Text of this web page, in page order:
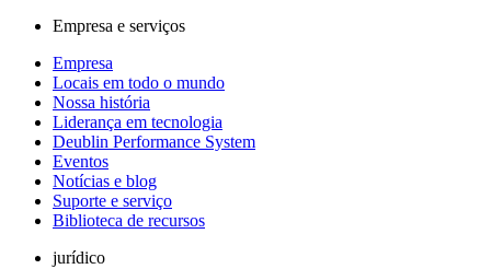
Empresa e serviços
Empresa
Locais em todo o mundo
Nossa história
Liderança em tecnologia
Deublin Performance System
Eventos
Notícias e blog
Suporte e serviço
Biblioteca de recursos
jurídico